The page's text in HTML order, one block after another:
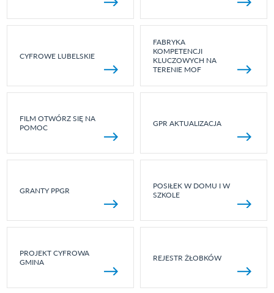
CYFROWE LUBELSKIE
FABRYKA
KOMPETENCJI
KLUCZOWYCH NA
TERENIE MOF
FILM OTWÓRZ SIĘ NA
POMOC
GPR AKTUALIZACJA
GRANTY PPGR
POSIŁEK W DOMU I W
SZKOLE
PROJEKT CYFROWA
GMINA
REJESTR ŻŁOBKÓW